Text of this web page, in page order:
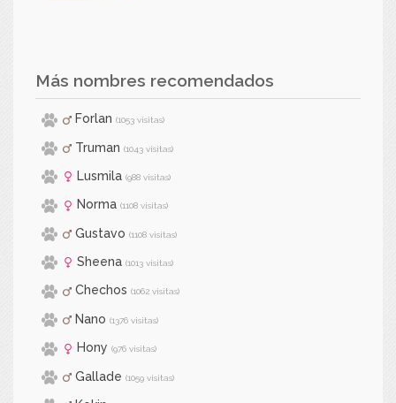
Más nombres recomendados
Forlan (1053 visitas)
Truman (1043 visitas)
Lusmila (988 visitas)
Norma (1108 visitas)
Gustavo (1108 visitas)
Sheena (1013 visitas)
Chechos (1062 visitas)
Nano (1376 visitas)
Hony (976 visitas)
Gallade (1059 visitas)